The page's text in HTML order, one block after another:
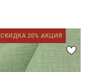
СКИДКА 20% АКЦИЯ